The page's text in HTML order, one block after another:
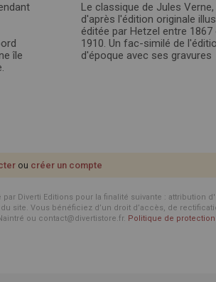
île
Le classique de Jules Verne,
d'après l'édition originale
éditée par Hetzel entre 1867
1910. Un fac-similé de
d'époque avec ses gravures
ou créer un compte
Diverti Editions pour la finalité suivante : attribution
site. Vous bénéficiez d’un droit d’accès, de
ou contact@divertistore.fr. Politique de